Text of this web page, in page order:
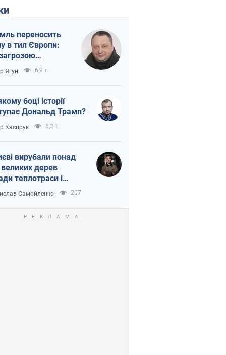
переносить
в тил Європи:
логістика
Ягун 6,9 т.
боці історії
Дональд Трамп?
Каспрук 6,2 т.
вирубали понад
дерев
теплотраси і
Генплану
Самойленко 207